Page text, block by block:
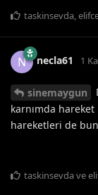
taskinsevda
N necla61 1
sinemaygun
karnımda hareket
hareketleri de
taskinsevdave